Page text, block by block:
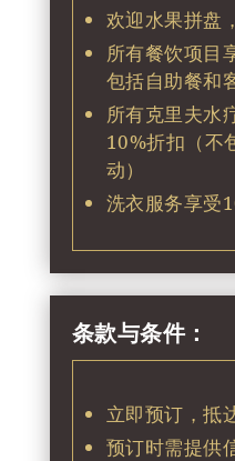
欢迎水果拼盘
所有餐饮项目
包括自助餐和
所有克里夫水
10%折扣（不
动）
洗衣服务享受
条款与条件：
立即预订，抵
预订时需提供